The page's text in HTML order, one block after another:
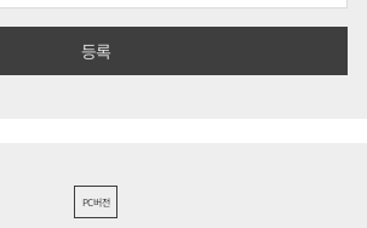
PC버전